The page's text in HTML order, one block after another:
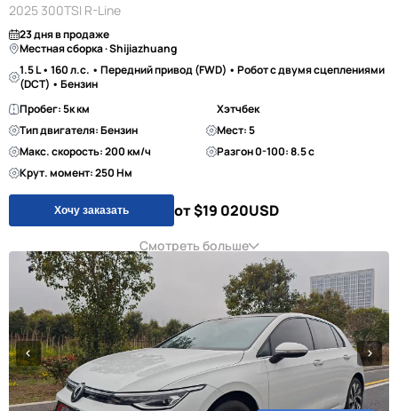
2025 300TSI R-Line
23 дня в продаже
Местная сборка · Shijiazhuang
1.5 L • 160 л.с. • Передний привод (FWD) • Робот с двумя сцеплениями
(DCT) • Бензин
Пробег: 5к км
Хэтчбек
Тип двигателя: Бензин
Мест: 5
Макс. скорость: 200 км/ч
Разгон 0-100: 8.5 с
Крут. момент: 250 Нм
Хочу заказать от $19 020USD
Смотреть больше